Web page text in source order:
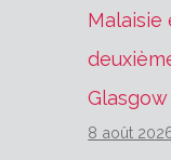
Malaisie
Glasgow
8 août